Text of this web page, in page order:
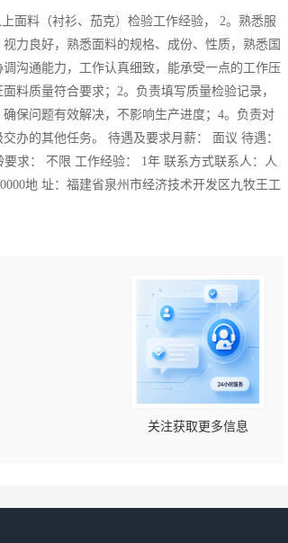
面料（衬衫、茄克）检验工作经验， 2。熟悉服
力良好，熟悉面料的规格、成份、性质，熟悉国
沟通能力，工作认真细致，能承受一点的工作压
料质量符合要求；2。负责填写质量检验记录，
保问题有效解决，不影响生产进度；4。负责对
办的其他任务。 待遇及要求月薪： 面议 待遇：
求： 不限 工作经验： 1年 联系方式联系人：人
地 址：福建省泉州市经济技术开发区九牧王工
关注获取更多信息